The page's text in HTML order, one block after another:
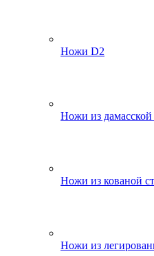
Ножи D2
Ножи из дамасской
Ножи из кованой
Ножи из